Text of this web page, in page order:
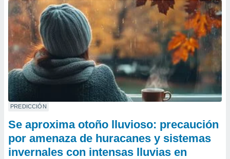
PREDICCIÓN
Se aproxima otoño lluvioso: precaución
por amenaza de huracanes y sistemas
invernales con intensas lluvias en